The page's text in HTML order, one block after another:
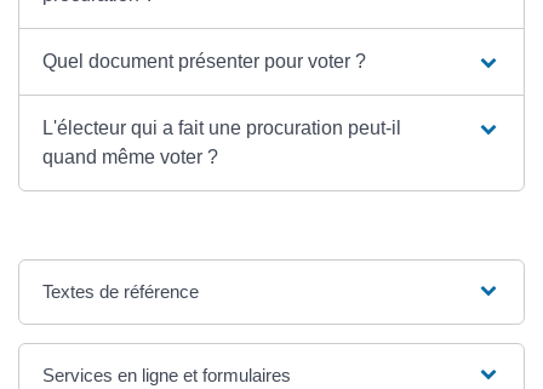
Quel document présenter pour voter ?
L'électeur qui a fait une procuration peut-il
quand même voter ?
Textes de référence
Services en ligne et formulaires